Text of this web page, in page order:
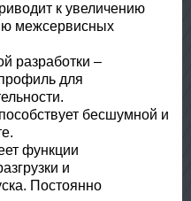
к увеличению
межсервисных
разработки –
для
бесшумной и
функции
и
Постоянно